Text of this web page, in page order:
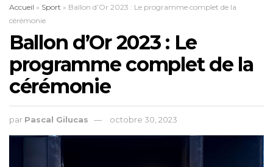
Accueil » Sport » Ballon d’Or 2023 : Le programme complet de la
cérémonie
Ballon d’Or 2023 : Le
programme complet de la
cérémonie
par Pascal Gilucas octobre 30, 2023